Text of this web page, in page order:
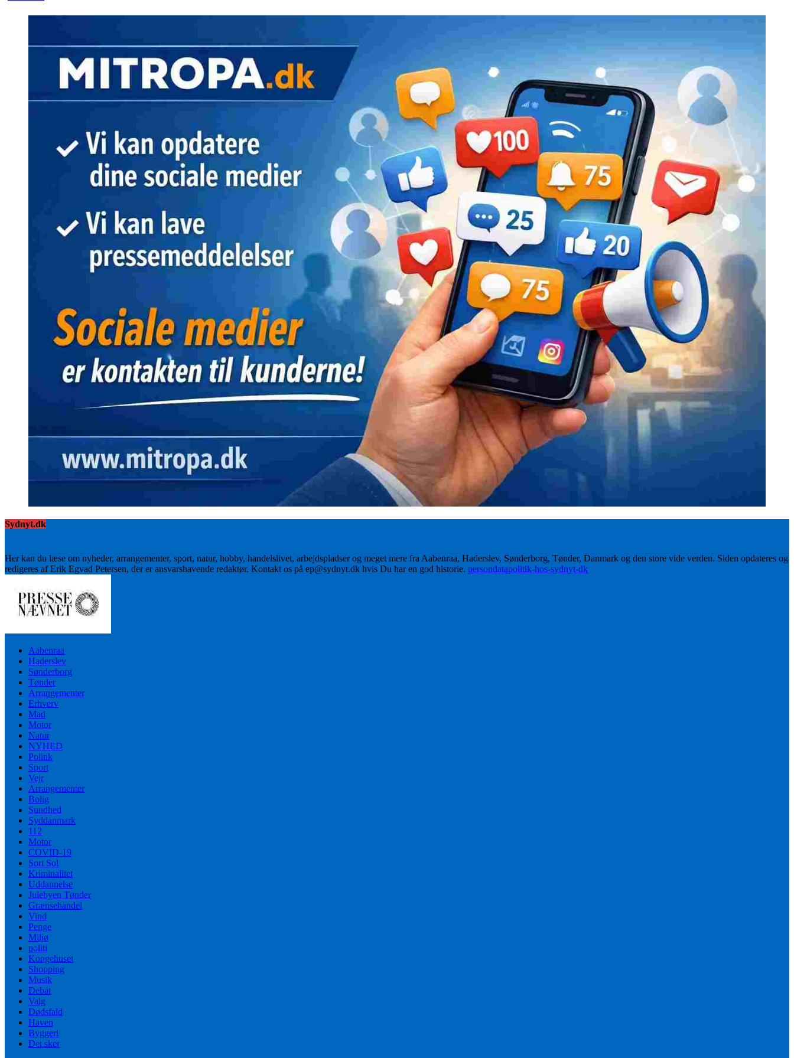
Sydnyt.dk
Her kan du læse om nyheder, arrangementer, sport, natur, hobby, handelslivet, arbejdspladser og meget mere fra Aabenraa, Haderslev, Sønderborg, Tønder, Danmark og den store vide verden. Siden opdateres og
redigeres af Erik Egvad Petersen, der er ansvarshavende redaktør. Kontakt os på ep@sydnyt.dk hvis Du har en god historie. persondatapolitik-hos-sydnyt-dk
Aabenraa
Haderslev
Sønderborg
Tønder
Arrangementer
Erhverv
Mad
Motor
Natur
NYHED
Politik
Sport
Vejr
Arrangementer
Bolig
Sundhed
Syddanmark
112
Motor
COVID-19
Sort Sol
Kriminalitet
Uddannelse
Julebyen Tønder
Grænsehandel
Vind
Penge
Miljø
politi
Kongehuset
Shopping
Musik
Debat
Valg
Dødsfald
Haven
Byggeri
Det sker